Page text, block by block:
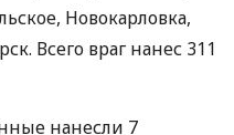
Новокарловка,
Всего враг нанес 311
нанесли 7